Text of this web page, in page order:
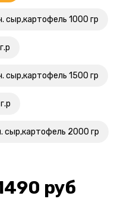
сыр,картофель 1000 гр
сыр,картофель 1500 гр
сыр,картофель 2000 гр
руб